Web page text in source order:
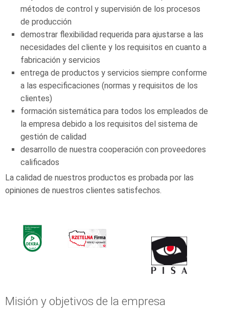
métodos de control y supervisión de los procesos
de producción
demostrar flexibilidad requerida para ajustarse a las
necesidades del cliente y los requisitos en cuanto a
fabricación y servicios
entrega de productos y servicios siempre conforme
a las especificaciones (normas y requisitos de los
clientes)
formación sistemática para todos los empleados de
la empresa debido a los requisitos del sistema de
gestión de calidad
desarrollo de nuestra cooperación con proveedores
calificados
La calidad de nuestros productos es probada por las
opiniones de nuestros clientes satisfechos.
Misión y objetivos de la empresa